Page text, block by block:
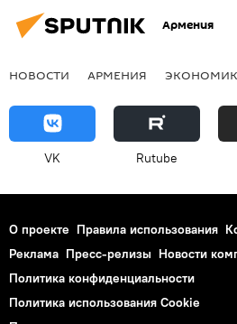
Армения
НОВОСТИ АРМЕНИЯ
VK Rutube
О проекте Правила использования
Реклама Пресс-релизы Новости
Политика конфиденциальности
Политика использования Cookie